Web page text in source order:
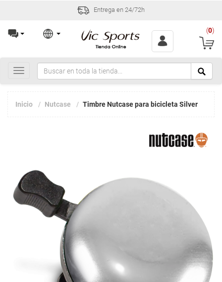
Entrega en 24/72h
(0)
Toggle
navigation
Inicio Nutcase Timbre Nutcase para bicicleta Silver